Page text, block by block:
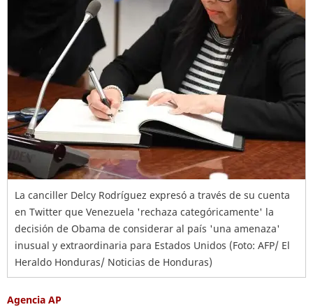
La canciller Delcy Rodríguez expresó a través de su cuenta
en Twitter que Venezuela 'rechaza categóricamente' la
decisión de Obama de considerar al país 'una amenaza'
inusual y extraordinaria para Estados Unidos (Foto: AFP/ El
Heraldo Honduras/ Noticias de Honduras)
Agencia AP